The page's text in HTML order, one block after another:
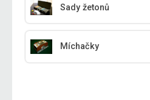
Sady žetonů
Míchačky